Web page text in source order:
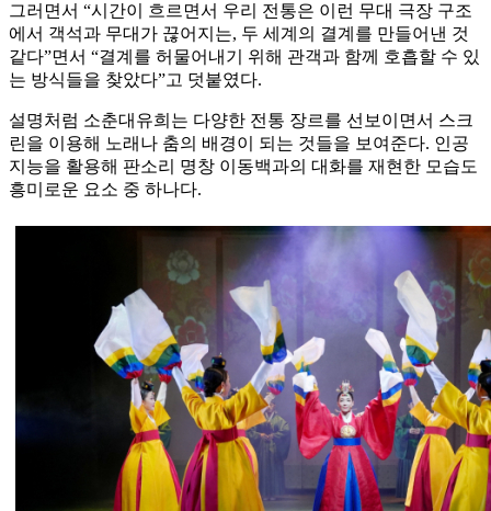
그러면서 “시간이 흐르면서 우리 전통은 이런 무대 극장 구조
에서 객석과 무대가 끊어지는, 두 세계의 결계를 만들어낸 것
같다”면서 “결계를 허물어내기 위해 관객과 함께 호흡할 수 있
는 방식들을 찾았다”고 덧붙였다.
설명처럼 소춘대유희는 다양한 전통 장르를 선보이면서 스크
린을 이용해 노래나 춤의 배경이 되는 것들을 보여준다. 인공
지능을 활용해 판소리 명창 이동백과의 대화를 재현한 모습도
흥미로운 요소 중 하나다.